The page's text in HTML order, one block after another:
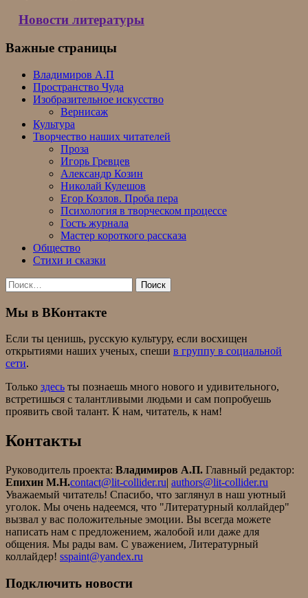
Новости литературы
Важные страницы
Владимиров А.П
Пространство Чуда
Изобразительное искусство
Вернисаж
Культура
Творчество наших читателей
Проза
Игорь Гревцев
Александр Козин
Николай Кулешов
Егор Козлов. Проба пера
Психология в творческом процессе
Гость журнала
Мастер короткого рассказа
Общество
Стихи и сказки
Найти:
Мы в ВКонтакте
Если ты ценишь, русскую культуру, если восхищен
открытиями наших ученых, спеши в группу в социальной
сети.
Только здесь ты познаешь много нового и удивительного,
встретишься с талантливыми людьми и сам попробуешь
проявить свой талант. К нам, читатель, к нам!
Контакты
Руководитель проекта: Владимиров А.П. Главный редактор:
Епихин М.Н.contact@lit-collider.ru| authors@lit-collider.ru
Уважаемый читатель! Спасибо, что заглянул в наш уютный
уголок. Мы очень надеемся, что "Литературный коллайдер"
вызвал у вас положительные эмоции. Вы всегда можете
написать нам с предложением, жалобой или даже для
общения. Мы рады вам. С уважением, Литературный
коллайдер! sspaint@yandex.ru
Подключить новости